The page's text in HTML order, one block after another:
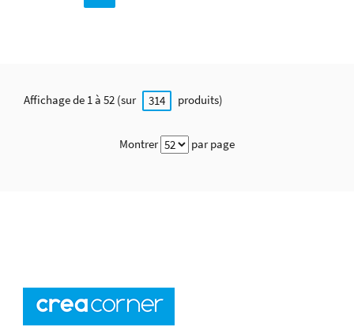
Affichage de 1 à 52 (sur 314 produits)
Montrer par page